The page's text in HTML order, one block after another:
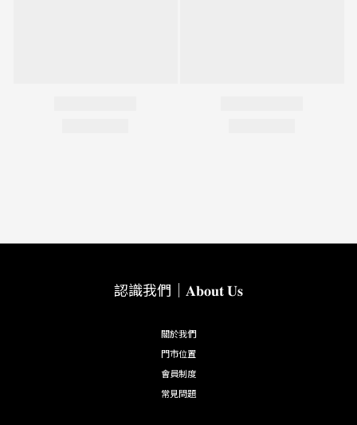
認識我們｜𝐀𝐛𝐨𝐮𝐭 𝐔𝐬
關於我們
門市位置
會員制度
常見問題